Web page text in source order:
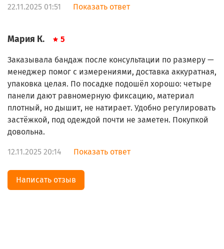
22.11.2025 01:51 Показать ответ
Мария К. 5
Заказывала бандаж после консультации по размеру —
менеджер помог с измерениями, доставка аккуратная,
упаковка целая. По посадке подошёл хорошо: четыре
панели дают равномерную фиксацию, материал
плотный, но дышит, не натирает. Удобно регулировать
застёжкой, под одеждой почти не заметен. Покупкой
довольна.
12.11.2025 20:14 Показать ответ
Написать отзыв